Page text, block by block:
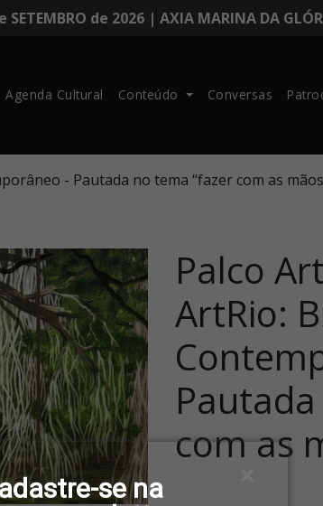
se na
de 2026 | AXIA MARINA DA
Agenda Cultural Conteúdo Conversas
- Pautada no tema “fazer com as
Palco
ArtRio:
com as